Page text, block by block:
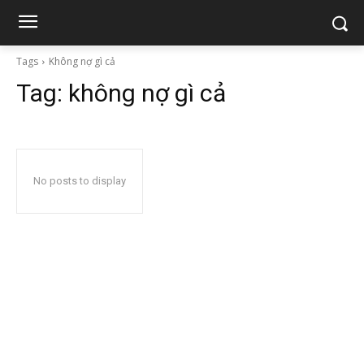
Tags Không nợ gì cả
Tag: không nợ gì cả
No posts to display